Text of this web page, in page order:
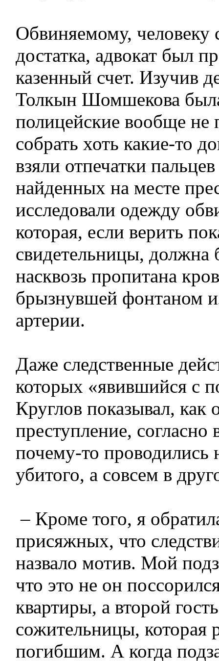
Обвиняемому, человеку
достатка, адвокат был
казенный счет. Изучив
Толкын Шомшекова
полицейские вообще не
собрать хоть какие-то
взяли отпечатки
найденных на месте
исследовали одежду
которая, если верить
свидетельницы, должна
насквозь пропитана
брызнувшей фонтаном
артерии.
Даже следственные
которых «явившийся с
Круглов показывал, как
преступление, согласно
почему-то проводились
убитого, а совсем в
– Кроме того, я
присяжных, что
назвало мотив. Мой
что это не он
квартиры, а второй
сожительницы, которая
погибшим. А когда